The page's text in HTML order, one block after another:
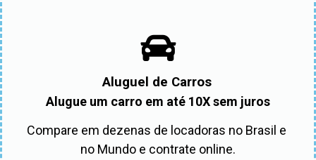
Aluguel de Carros
Alugue um carro em até 10X sem juros
Compare em dezenas de locadoras no Brasil e
no Mundo e contrate online.